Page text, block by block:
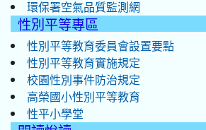
環保署空氣品質監測網
性別平等專區
性別平等教育委員會設置要點
性別平等教育實施規定
校園性別事件防治規定
高榮國小性別平等教育
性平小學堂